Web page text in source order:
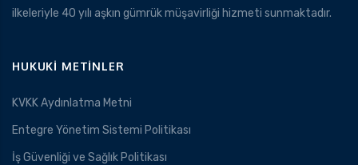
ilkeleriyle 40 yılı aşkın gümrük müşavirliği hizmeti sunmaktadır.
HUKUKI METINLER
KVKK Aydınlatma Metni
Entegre Yönetim Sistemi Politikası
İş Güvenliği ve Sağlık Politikası